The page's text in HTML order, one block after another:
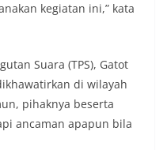
kegiatan ini,” kata
Suara (TPS), Gatot
di wilayah
pihaknya beserta
ancaman apapun bila